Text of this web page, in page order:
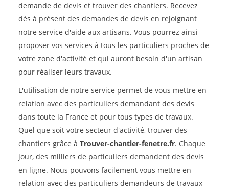
demande de devis et trouver des chantiers. Recevez
dès à présent des demandes de devis en rejoignant
notre service d'aide aux artisans. Vous pourrez ainsi
proposer vos services à tous les particuliers proches de
votre zone d'activité et qui auront besoin d'un artisan
pour réaliser leurs travaux.
L'utilisation de notre service permet de vous mettre en
relation avec des particuliers demandant des devis
dans toute la France et pour tous types de travaux.
Quel que soit votre secteur d'activité, trouver des
chantiers grâce à Trouver-chantier-fenetre.fr. Chaque
jour, des milliers de particuliers demandent des devis
en ligne. Nous pouvons facilement vous mettre en
relation avec des particuliers demandeurs de travaux